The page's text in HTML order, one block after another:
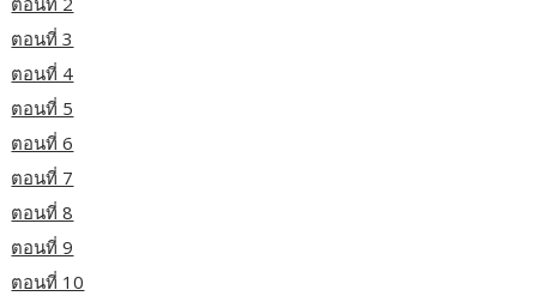
ตอนที่ 3
ตอนที่ 4
ตอนที่ 5
ตอนที่ 6
ตอนที่ 7
ตอนที่ 8
ตอนที่ 9
ตอนที่ 10